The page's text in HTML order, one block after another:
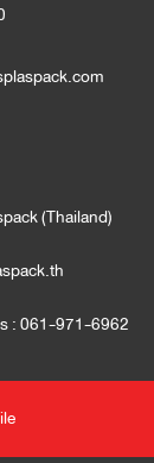
(Thailand)
: 061-971-6962